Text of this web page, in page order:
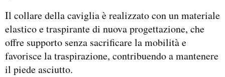
Il collare della caviglia è realizzato con un materiale
elastico e traspirante di nuova progettazione, che
offre supporto senza sacrificare la mobilità e
favorisce la traspirazione, contribuendo a mantenere
il piede asciutto.